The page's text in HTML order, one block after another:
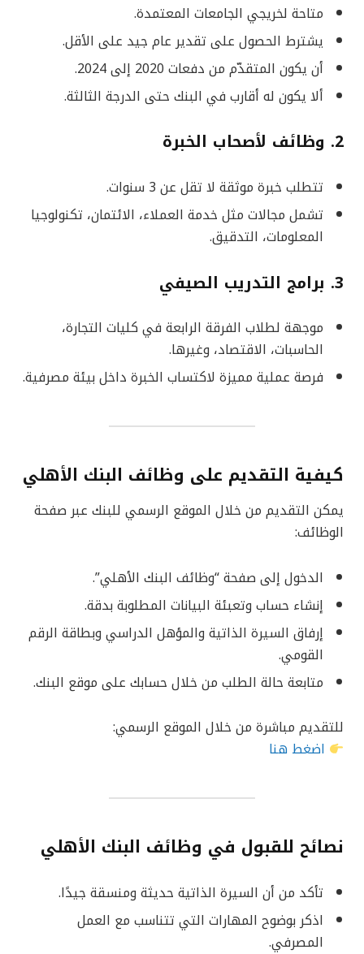
متاحة لخريجي الجامعات المعتمدة.
يشترط الحصول على تقدير عام جيد على الأقل.
أن يكون المتقدّم من دفعات 2020 إلى 2024.
ألا يكون له أقارب في البنك حتى الدرجة الثالثة.
2. وظائف لأصحاب الخبرة
تتطلب خبرة موثقة لا تقل عن 3 سنوات.
تشمل مجالات مثل خدمة العملاء، الائتمان، تكنولوجيا
المعلومات، التدقيق.
3. برامج التدريب الصيفي
موجهة لطلاب الفرقة الرابعة في كليات التجارة،
الحاسبات، الاقتصاد، وغيرها.
فرصة عملية مميزة لاكتساب الخبرة داخل بيئة مصرفية.
كيفية التقديم على وظائف البنك الأهلي
يمكن التقديم من خلال الموقع الرسمي للبنك عبر صفحة
الوظائف:
الدخول إلى صفحة “وظائف البنك الأهلي”.
إنشاء حساب وتعبئة البيانات المطلوبة بدقة.
إرفاق السيرة الذاتية والمؤهل الدراسي وبطاقة الرقم
القومي.
متابعة حالة الطلب من خلال حسابك على موقع البنك.
للتقديم مباشرة من خلال الموقع الرسمي:
اضغط هنا
نصائح للقبول في وظائف البنك الأهلي
تأكد من أن السيرة الذاتية حديثة ومنسقة جيدًا.
اذكر بوضوح المهارات التي تتناسب مع العمل
المصرفي.